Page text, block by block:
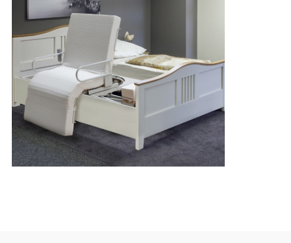
sta op functie
Het mobilia type integra verpleegbed systeem
maakt het mogelijk om van uw bestaande bed
eenvoudig een sta-op bed te maken. De
bedbodem kan in enkele en dubbele bedden
geplaatst worden.
Bekijk de mobilia integra hier